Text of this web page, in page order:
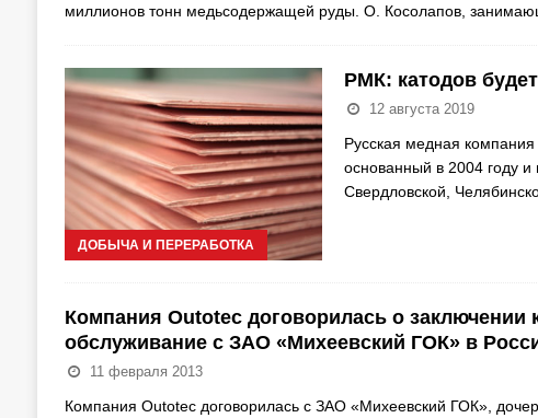
миллионов тонн медьсодержащей руды. О. Косолапов,
ДОБЫЧА И ПЕРЕРАБОТКА
РМК: катодов
12 августа 2019
Русская медная
основанный в 2004 году
Свердловской,
Компания Outotec договорилась о заключении
обслуживание с ЗАО «Михеевский ГОК» в
11 февраля 2013
Компания Outotec договорилась с ЗАО «Михеевский ГОК»,